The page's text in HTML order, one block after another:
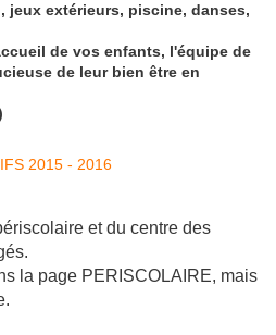
jeux extérieurs, piscine, danses,
de vos enfants, l'équipe de
de leur bien être en
et du centre des
la page PERISCOLAIRE, mais